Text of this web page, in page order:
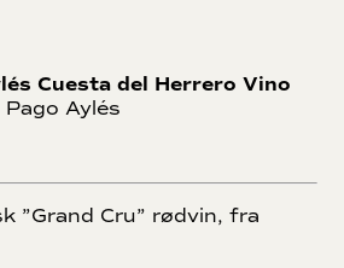
Cuesta del Herrero Vino
Pago Aylés
”Grand Cru” rødvin, fra